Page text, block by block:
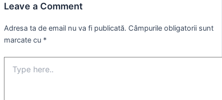
Leave a Comment
Adresa ta de email nu va fi publicată. Câmpurile obligatorii sunt
marcate cu *
here..